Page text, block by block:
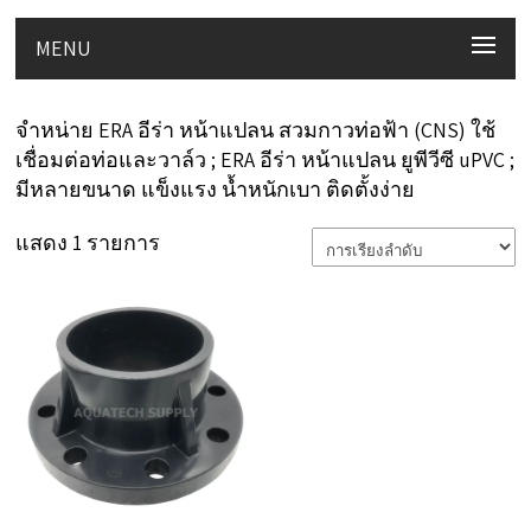
MENU
จำหน่าย ERA อีร่า หน้าแปลน สวมกาวท่อฟ้า (CNS) ใช้
เชื่อมต่อท่อและวาล์ว ; ERA อีร่า หน้าแปลน ยูพีวีซี uPVC ;
มีหลายขนาด แข็งแรง น้ำหนักเบา ติดตั้งง่าย
แสดง 1 รายการ